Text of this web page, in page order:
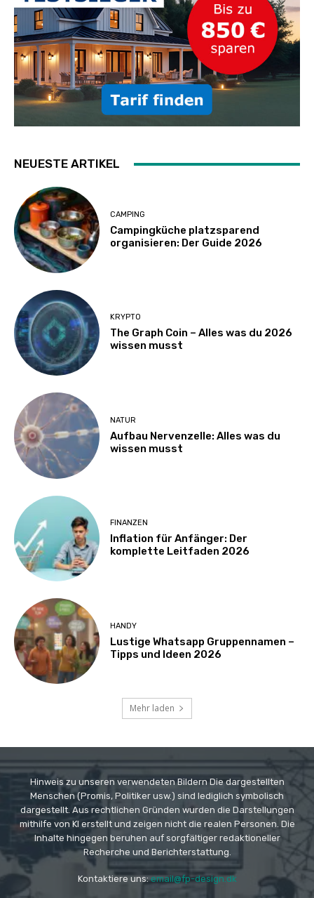
NEUESTE ARTIKEL
CAMPING
Campingküche platzsparend
organisieren: Der Guide 2026
KRYPTO
The Graph Coin – Alles was du 2026
wissen musst
NATUR
Aufbau Nervenzelle: Alles was du
wissen musst
FINANZEN
Inflation für Anfänger: Der
komplette Leitfaden 2026
HANDY
Lustige Whatsapp Gruppennamen –
Tipps und Ideen 2026
Mehr laden
Hinweis zu unseren verwendeten Bildern Die dargestellten
Menschen (Promis, Politiker usw.) sind lediglich symbolisch
dargestellt. Aus rechtlichen Gründen wurden die Darstellungen
mithilfe von KI erstellt und zeigen nicht die realen Personen. Die
Inhalte hingegen beruhen auf sorgfältiger redaktioneller
Recherche und Berichterstattung.
Kontaktiere uns:email@fp-design.dk